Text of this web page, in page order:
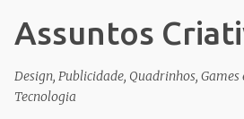
Pular para o
Assuntos
Design, Publicidade, Quadrinhos, Games
Tecnologia